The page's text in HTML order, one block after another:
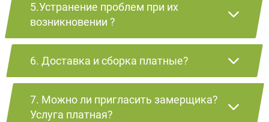
5.Устранение проблем при их
возникновении ?
6. Доставка и сборка платные?
7. Можно ли пригласить замерщика?
Услуга платная?